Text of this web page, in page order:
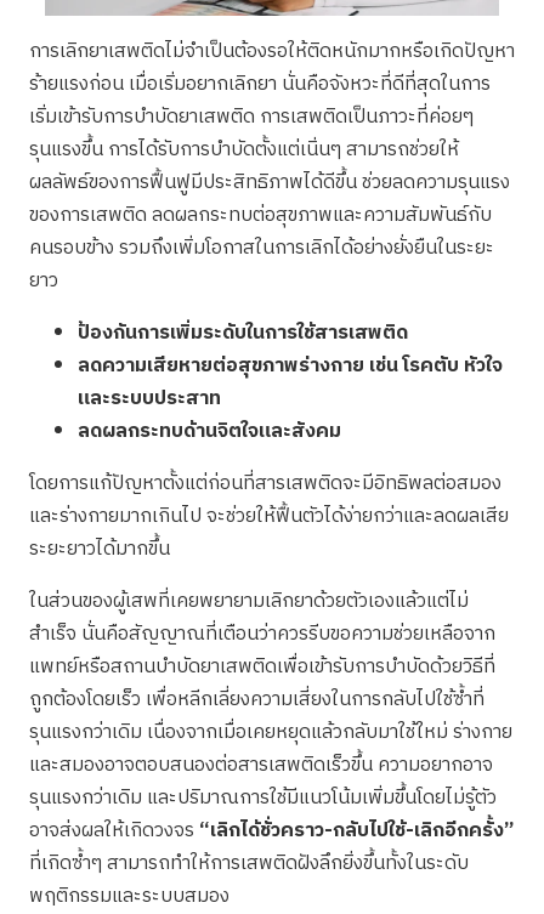
การเลิกยาเสพติดไม่จำเป็นต้องรอให้ติดหนักมากหรือเกิดปัญหา
ร้ายแรงก่อน เมื่อเริ่มอยากเลิกยา นั่นคือจังหวะที่ดีที่สุดในการ
เริ่มเข้ารับการบำบัดยาเสพติด การเสพติดเป็นภาวะที่ค่อยๆ
รุนแรงขึ้น การได้รับการบำบัดตั้งแต่เนิ่นๆ สามารถช่วยให้
ผลลัพธ์ของการฟื้นฟูมีประสิทธิภาพได้ดีขึ้น ช่วยลดความรุนแรง
ของการเสพติด ลดผลกระทบต่อสุขภาพและความสัมพันธ์กับ
คนรอบข้าง รวมถึงเพิ่มโอกาสในการเลิกได้อย่างยั่งยืนในระยะ
ยาว
ป้องกันการเพิ่มระดับในการใช้สารเสพติด
ลดความเสียหายต่อสุขภาพร่างกาย เช่น โรคตับ หัวใจ
และระบบประสาท
ลดผลกระทบด้านจิตใจและสังคม
โดยการแก้ปัญหาตั้งแต่ก่อนที่สารเสพติดจะมีอิทธิพลต่อสมอง
และร่างกายมากเกินไป จะช่วยให้ฟื้นตัวได้ง่ายกว่าและลดผลเสีย
ระยะยาวได้มากขึ้น
ในส่วนของผู้เสพที่เคยพยายามเลิกยาด้วยตัวเองแล้วแต่ไม่
สำเร็จ นั่นคือสัญญาณที่เตือนว่าควรรีบขอความช่วยเหลือจาก
แพทย์หรือสถานบำบัดยาเสพติดเพื่อเข้ารับการบำบัดด้วยวิธีที่
ถูกต้องโดยเร็ว เพื่อหลีกเลี่ยงความเสี่ยงในการกลับไปใช้ซ้ำที่
รุนแรงกว่าเดิม เนื่องจากเมื่อเคยหยุดแล้วกลับมาใช้ใหม่ ร่างกาย
และสมองอาจตอบสนองต่อสารเสพติดเร็วขึ้น ความอยากอาจ
รุนแรงกว่าเดิม และปริมาณการใช้มีแนวโน้มเพิ่มขึ้นโดยไม่รู้ตัว
อาจส่งผลให้เกิดวงจร “เลิกได้ชั่วคราว-กลับไปใช้-เลิกอีกครั้ง”
ที่เกิดซ้ำๆ สามารถทำให้การเสพติดฝังลึกยิ่งขึ้นทั้งในระดับ
พฤติกรรมและระบบสมอง